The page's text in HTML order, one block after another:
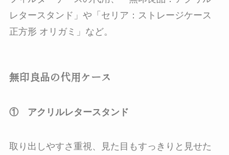
レタースタンド」や「セリア：ストレージケース
正方形 オリガミ」など。
無印良品の代用ケース
① アクリルレタースタンド
取り出しやすさ重視、見た目もすっきりと見せた